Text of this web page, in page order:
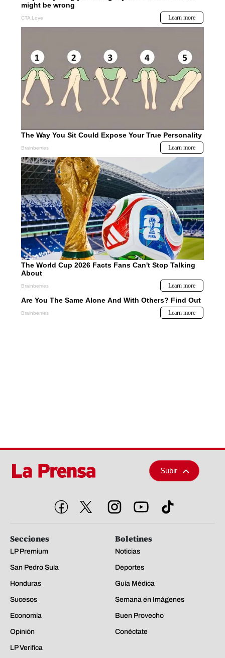
Subir
Secciones
LP Premium
San Pedro Sula
Honduras
Sucesos
Economía
Opinión
LP Verifica
Boletines
Noticias
Deportes
Guía Médica
Semana en Imágenes
Buen Provecho
Conéctate